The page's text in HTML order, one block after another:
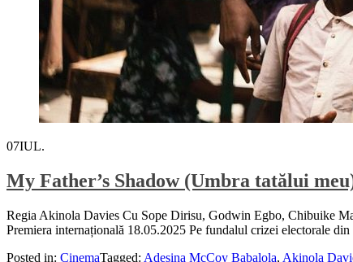
07IUL.
My Father’s Shadow (Umbra tatălui
Regia Akinola Davies Cu Sope Dirisu, Godwin Egbo, Chibuike
Premiera internațională 18.05.2025 Pe fundalul crizei electorale
Posted in: CinemaTagged: Adesina McCoy Babalola, Akinola